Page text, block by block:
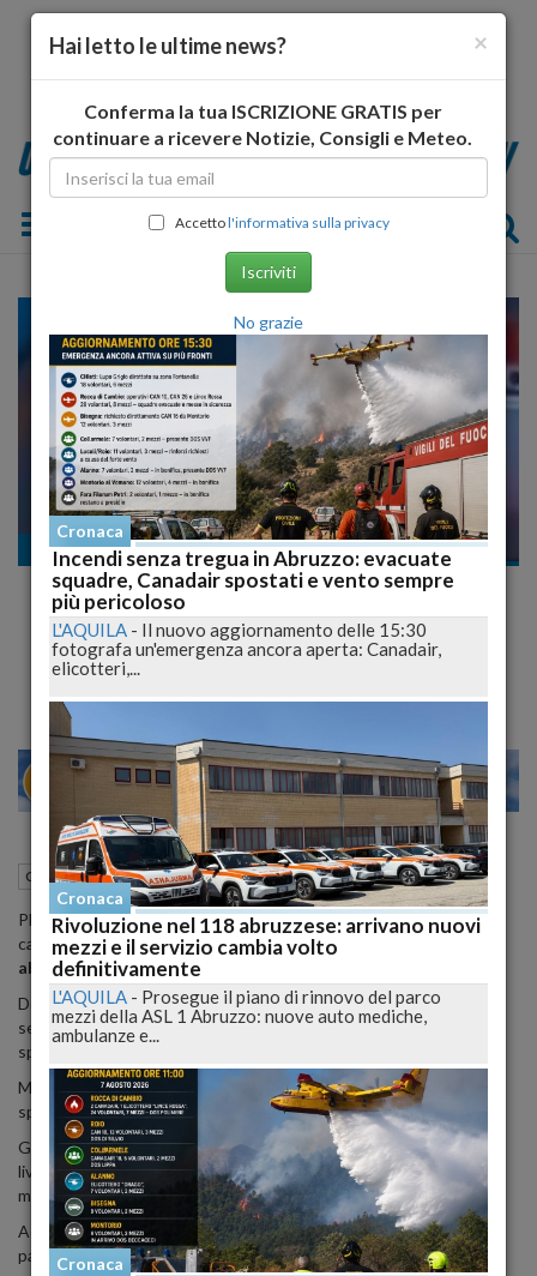
Toggle navigation
Cronaca nazionale
Il Cane Abbandonato Commuove il Web. al
Casello Controlla Ogni Macchina in Cerca
del Padrone GUARDA
22 27
Cronaca nazionale 07 Marzo 2015 05:00
PECHINO - Le immagini strazianti riprese dalle telecamere del
casello diZhejiang, inCina , mostrano la sofferenza di un
abbandonato.
Dopo essere stato abbandonato, l'animale è rimasto per due
settimane nei paraggi del casello, avvicinando ogni auto con la
speranza di scorgere il suo padrone.
Ma ogni volta l'animale tornava indietro con la coda tra le gambe,
sperando nella prossima macchina o in quella dopo ancora.
Gli impiegati del casello, notando l'animale vicino al passaggio a
livello, sono riusciti a prenderlo in custodia, in quanto poteva
mettere in pericoo la sua vita e quella di qualche automobilista.
Adesso il cucciolo ha una casa temporanea, mentre in Cina è
partito l'appello verso il suo padrone perché torni a riprenderselo.
×
Hai letto le ultime news?
Conferma la tua ISCRIZIONE GRATIS per
continuare a ricevere Notizie, Consigli e Meteo.
Accettol'informativa sulla privacy
Iscriviti
No grazie
Cronaca
Incendi senza tregua in Abruzzo: evacuate
squadre, Canadair spostati e vento sempre
più pericoloso
L'AQUILA - Il nuovo aggiornamento delle 15:30
fotografa un'emergenza ancora aperta: Canadair,
elicotteri,...
Cronaca
Rivoluzione nel 118 abruzzese: arrivano nuovi
mezzi e il servizio cambia volto
definitivamente
L'AQUILA - Prosegue il piano di rinnovo del parco
mezzi della ASL 1 Abruzzo: nuove auto mediche,
ambulanze e...
Cronaca